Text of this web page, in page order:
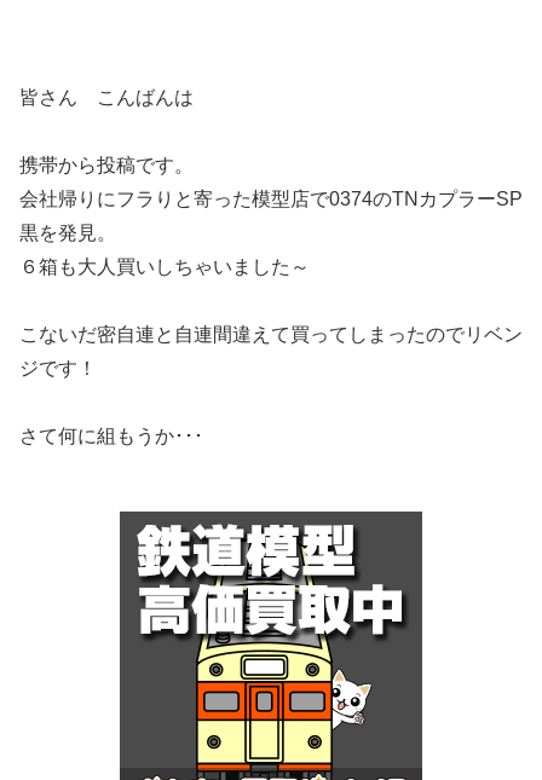
皆さん こんばんは
携帯から投稿です。
会社帰りにフラりと寄った模型店で0374のTNカプラーSP
黒を発見。
６箱も大人買いしちゃいました～
こないだ密自連と自連間違えて買ってしまったのでリベン
ジです！
さて何に組もうか･･･